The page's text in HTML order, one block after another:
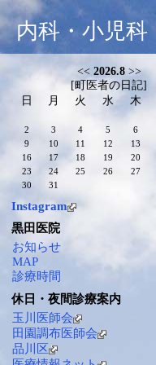
内科・小児科
<< 2026.8 >>
[町医者の日記]
日
月 火 水 木
2
3 4 5 6
9
10 11 12 13
16
17 18 19 20
23
24 25 26 27
30
31
Instagram
黒田医院
お知らせ
MAP
診療時間
休日・夜間診療案内
玉川医師会
田園調布医師会
品川区